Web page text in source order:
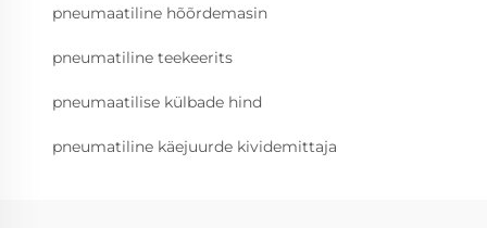
pneumaatiline hõõrdemasin
pneumatiline teekeerits
pneumaatilise külbade hind
pneumatiline käejuurde kividemittaja